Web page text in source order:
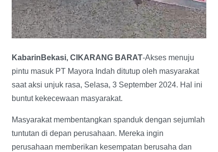
KabarinBekasi, CIKARANG BARAT-Akses menuju
pintu masuk PT Mayora Indah ditutup oleh masyarakat
saat aksi unjuk rasa, Selasa, 3 September 2024. Hal ini
buntut kekecewaan masyarakat.
Masyarakat membentangkan spanduk dengan sejumlah
tuntutan di depan perusahaan. Mereka ingin
perusahaan memberikan kesempatan berusaha dan